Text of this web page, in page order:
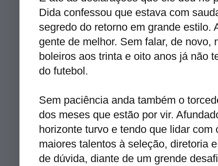
Dida confessou que estava com
segredo do retorno em grande estilo.
gente de melhor. Sem falar, de
boleiros aos trinta e oito anos já não
do futebol.
Sem paciência anda também o
dos meses que estão por vir.
horizonte turvo e tendo que lidar
maiores talentos à seleção, diretoria
de dúvida, diante de um grende